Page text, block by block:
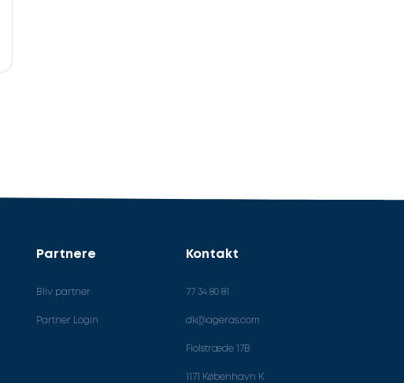
Partnere
Bliv partner
Partner Login
Kontakt
77 34 80 81
dk@ageras.com
Fiolstræde 17B
1171 København K